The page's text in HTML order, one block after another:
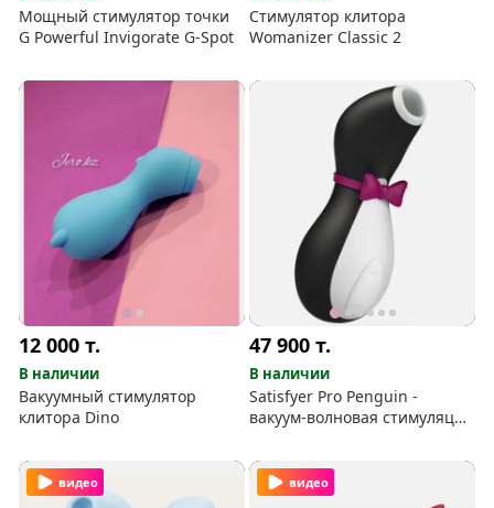
Мощный стимулятор точки
G Powerful Invigorate G-Spot
Стимулятор клитора
Womanizer Classic 2
12 000т.
В наличии
Вакуумный стимулятор
клитора Dino
47 900т.
В наличии
Satisfyer Pro Penguin -
вакуум-волновая стимуляция
видео видео